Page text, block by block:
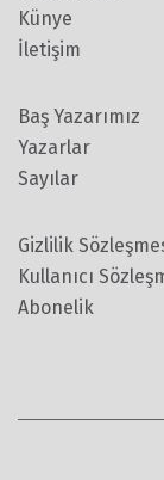
Künye
İletişim
Baş Yazarımız
Yazarlar
Sayılar
Gizlilik
Kullanıcı
Abonelik